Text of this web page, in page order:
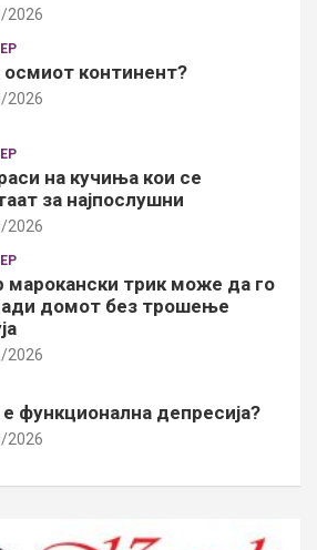
2026
осмиот континент?
2026
на кучиња кои се
за најпослушни
2026
марокански трик може да го
домот без трошење
2026
функционална депресија?
2026